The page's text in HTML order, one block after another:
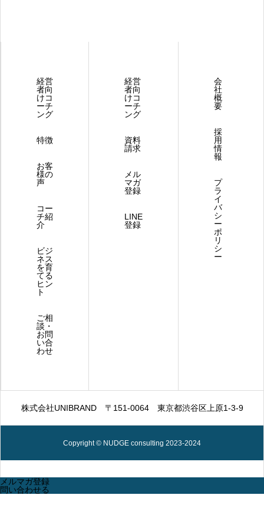
経営
者向
けコ
ーチ
ング
特徴
お客
様の
声
コー
チ紹
介
ビジ
ネス
を育
てる
ヒン
ト
ご相
談・
お問
い合
わせ
経営
者向
けコ
ーチ
ング
資料
請求
メル
マガ
登録
LINE
登録
会
社
概
要
採
用
情
報
プ
ラ
イ
バ
シ
ー
ポ
リ
シ
ー
株式会社UNIBRAND 〒151-0064 東京都渋谷区上原1-3-9
Copyright © NUDGE consulting 2023-2024
メルマガ登録
問い合わせる